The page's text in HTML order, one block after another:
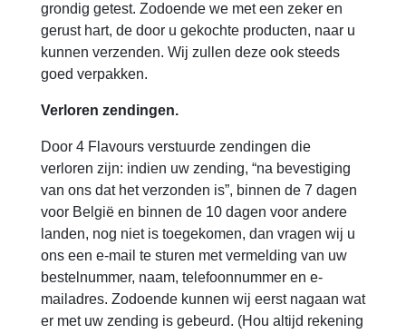
grondig getest. Zodoende we met een zeker en
gerust hart, de door u gekochte producten, naar u
kunnen verzenden. Wij zullen deze ook steeds
goed verpakken.
Verloren zendingen.
Door 4 Flavours verstuurde zendingen die
verloren zijn: indien uw zending, “na bevestiging
van ons dat het verzonden is”, binnen de 7 dagen
voor België en binnen de 10 dagen voor andere
landen, nog niet is toegekomen, dan vragen wij u
ons een e-mail te sturen met vermelding van uw
bestelnummer, naam, telefoonnummer en e-
mailadres. Zodoende kunnen wij eerst nagaan wat
er met uw zending is gebeurd. (Hou altijd rekening